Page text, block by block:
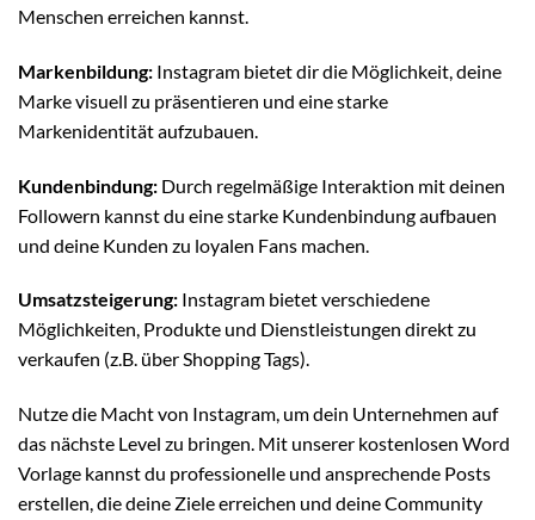
Menschen erreichen kannst.
Markenbildung: Instagram bietet dir die Möglichkeit, deine
Marke visuell zu präsentieren und eine starke
Markenidentität aufzubauen.
Kundenbindung: Durch regelmäßige Interaktion mit deinen
Followern kannst du eine starke Kundenbindung aufbauen
und deine Kunden zu loyalen Fans machen.
Umsatzsteigerung: Instagram bietet verschiedene
Möglichkeiten, Produkte und Dienstleistungen direkt zu
verkaufen (z.B. über Shopping Tags).
Nutze die Macht von Instagram, um dein Unternehmen auf
das nächste Level zu bringen. Mit unserer kostenlosen Word
Vorlage kannst du professionelle und ansprechende Posts
erstellen, die deine Ziele erreichen und deine Community